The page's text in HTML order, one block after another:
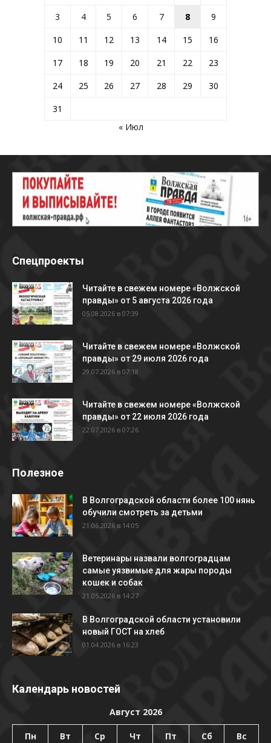
3
4 5 6 7 8
9
10
11 12 13 14 15
16
17
18 19 20 21 22
23
24
25 26 27 28 29
30
31
« Июл
Спецпроекты
Читайте в свежем номере «Волжской
правды» от 5 августа 2026 года
05.08.2026 в 07:39
Читайте в свежем номере «Волжской
правды» от 29 июля 2026 года
29.07.2026 в 07:18
Читайте в свежем номере «Волжской
правды» от 22 июля 2026 года
22.07.2026 в 07:26
Полезное
В Волгоградской области более 100 нянь
обучили смотреть за детьми
21.06.2026 в 14:05
Ветеринары назвали волгоградцам
самые уязвимые для жары породы
кошек и собак
21.05.2026 в 14:27
В Волгоградской области установили
новый ГОСТ на хлеб
01.04.2026 в 16:23
Календарь новостей
Август 2026
Пн Вт Ср Чт Пт Сб Вс